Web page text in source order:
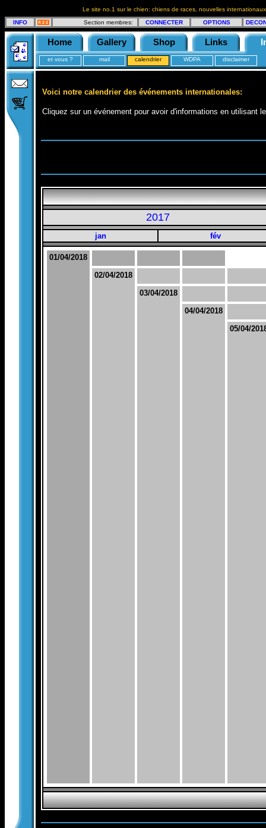
Le site no.1 sur le chien: chiens de races, nouvelles
INFO
Section membres: CONNECTER OPTIONS
Home Gallery Shop Links
et vous ? mail calendrier WDPA disclaimer
Voici notre calendrier des événements internationales:
Cliquez sur un événement pour avoir d'informations en utilisant
2017
jan fév
01/04/2018
02/04/2018
03/04/2018
04/04/2018
05/04/